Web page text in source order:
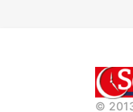
© 2013